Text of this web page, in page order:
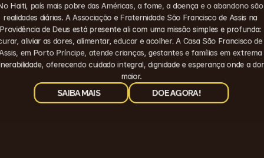
Haiti, país mais pobre das Américas, a fome, a doença e o abandono são
realidades diárias. A Associação e Fraternidade São Francisco de Assis na
Providência de Deus está presente ali com uma missão simples e profunda:
aliviar as dores, alimentar, educar e acolher. A Casa São Francisco de
em Porto Príncipe, atende crianças, gestantes e famílias em extrema
oferecendo cuidado integral, dignidade e esperança onde a
maior.
SAIBA MAIS DOE AGORA!